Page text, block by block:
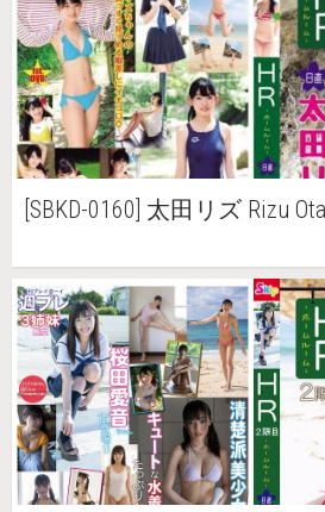
[SBKD-0160] 太田リズ Rizu